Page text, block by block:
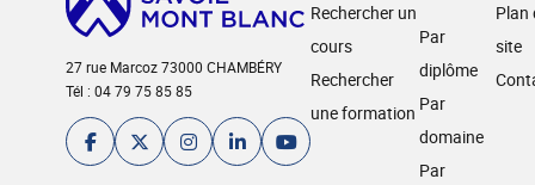
27 rue Marcoz 73000 CHAMBÉRY
Tél : 04 79 75 85 85
Rechercher un
cours
Rechercher
une formation
Par
diplôme
Par
domaine
Par
Plan
site